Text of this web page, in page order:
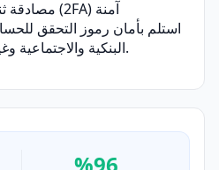
مصادقة ثنائية (2FA) آمنة
استلم بأمان رموز التحقق
البنكية والاجتماعية وغيرها.
%96